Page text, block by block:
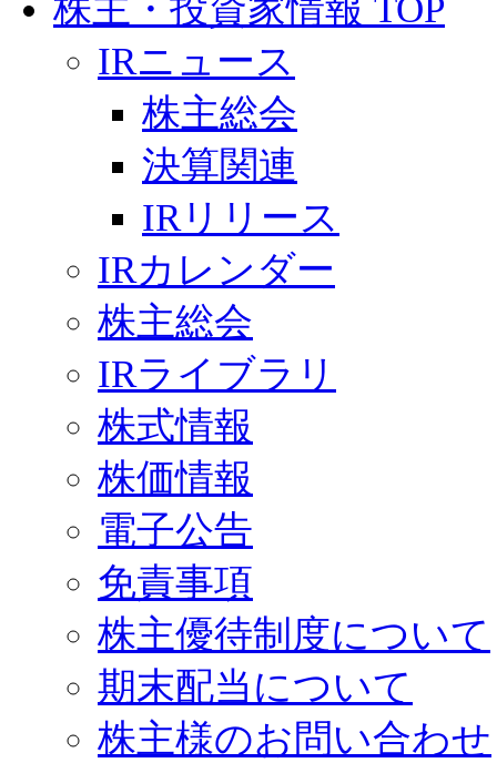
株主・投資家情報 TOP
IRニュース
株主総会
決算関連
IRリリース
IRカレンダー
株主総会
IRライブラリ
株式情報
株価情報
電子公告
免責事項
株主優待制度について
期末配当について
株主様のお問い合わせ